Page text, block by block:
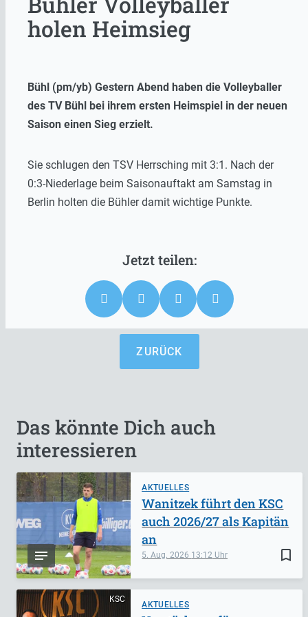
holen Heimsieg
Bühl (pm/yb) Gestern Abend haben die Volleyballer
des TV Bühl bei ihrem ersten Heimspiel in der neuen
Saison einen Sieg erzielt.
Sie schlugen den TSV Herrsching mit 3:1. Nach der
0:3-Niederlage beim Saisonauftakt am Samstag in
Berlin holten die Bühler damit wichtige Punkte.
ZURÜCK
Das könnte Dich auch
interessieren
AKTUELLES
bookmark_border
5. Aug. 2026 13:12
Wanitzek führt den KSC
auch 2026/27 als Kapitän
an
KSC
AKTUELLES